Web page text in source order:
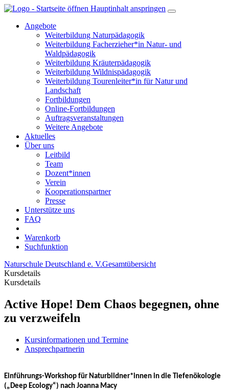
Hauptinhalt anspringen
Angebote
Weiterbildung Naturpädagogik
Weiterbildung Facherzieher*in Natur- und
Waldpädagogik
Weiterbildung Kräuterpädagogik
Weiterbildung Wildnispädagogik
Weiterbildung Tourenleiter*in für Natur und
Landschaft
Fortbildungen
Online-Fortbildungen
Auftragsveranstaltungen
Weitere Angebote
Aktuelles
Über uns
Leitbild
Team
Dozent*innen
Verein
Kooperationspartner
Presse
Unterstütze uns
FAQ
Warenkorb
Suchfunktion
Naturschule Deutschland e. V.Gesamtübersicht
Kursdetails
Kursdetails
Active Hope! Dem Chaos begegnen, ohne
zu verzweifeln
Kursinformationen und Termine
Ansprechpartnerin
Einführungs-Workshop für Naturbildner*innen in die Tiefenökologie
(„Deep Ecology“) nach Joanna Macy